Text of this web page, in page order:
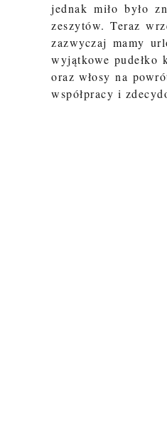
jednak miło było
zeszytów. Teraz
zazwyczaj mamy
wyjątkowe pudełko
oraz włosy na
współpracy i